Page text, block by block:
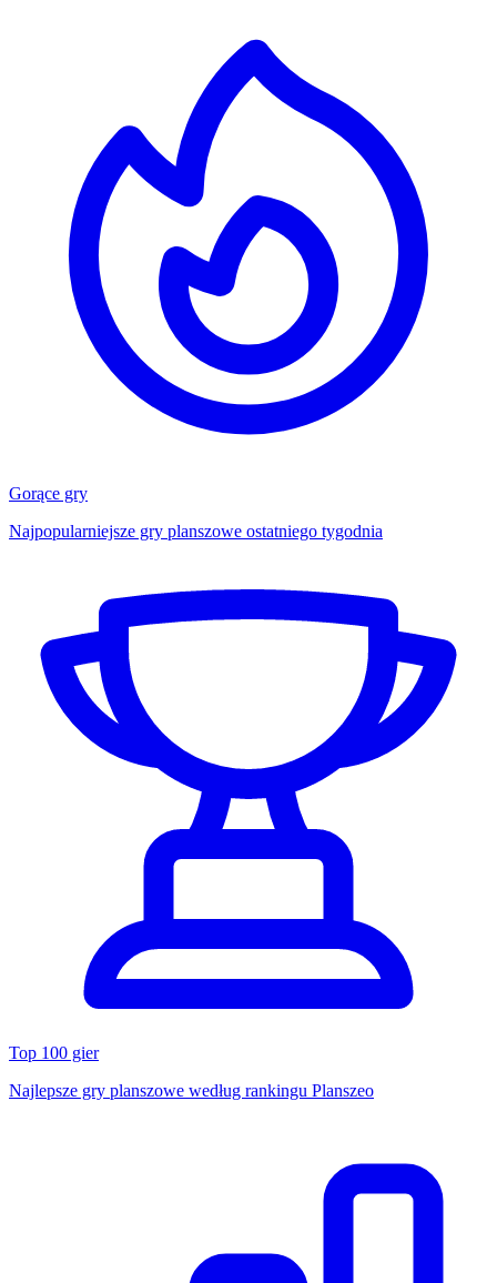
Gorące gry
Najpopularniejsze gry planszowe ostatniego tygodnia
Top 100 gier
Najlepsze gry planszowe według rankingu Planszeo